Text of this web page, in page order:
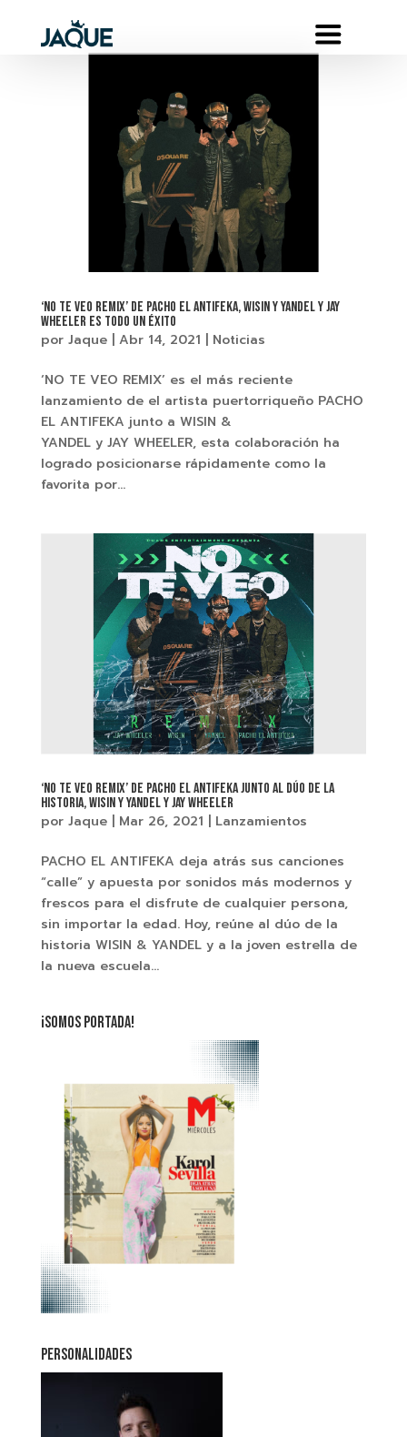
‘NO TE VEO REMIX’ DE PACHO EL ANTIFEKA, WISIN Y YANDEL Y JAY
WHEELER ES TODO UN ÉXITO
por Jaque| Abr 14, 2021 Noticias
‘NO TE VEO REMIX’ es el más reciente
lanzamiento de el artista puertorriqueño PACHO
EL ANTIFEKA junto a WISIN &
YANDEL y JAY WHEELER, esta colaboración ha
logrado posicionarse rápidamente como la
favorita por...
‘NO TE VEO REMIX’ DE PACHO EL ANTIFEKA JUNTO AL DÚO DE LA
HISTORIA, WISIN Y YANDEL Y JAY WHEELER
por Jaque| Mar 26, 2021 Lanzamientos
PACHO EL ANTIFEKA deja atrás sus canciones
“calle” y apuesta por sonidos más modernos y
frescos para el disfrute de cualquier persona,
sin importar la edad. Hoy, reúne al dúo de la
historia WISIN & YANDEL y a la joven estrella de
la nueva escuela...
¡SOMOS PORTADA!
PERSONALIDADES